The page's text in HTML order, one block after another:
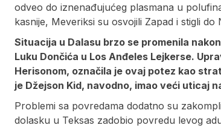
odveo do iznenađujućeg plasmana u
kasnije, Meveriksi su osvojili Zapad i stigli
Situacija u Dalasu brzo se promenila
Luku Dončića u Los Anđeles Lejkerse.
Herisonom, označila je ovaj potez kao
je Džejson Kid, navodno, imao veći uticaj
Problemi sa povredama dodatno su
dolasku u Teksas zadobio povredu levog